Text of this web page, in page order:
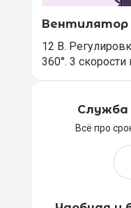
Вентилятор
12 В.
360°. 3
Служба
Всё про